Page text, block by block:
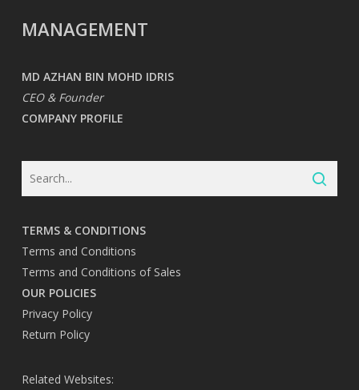
MANAGEMENT
MD AZHAN BIN MOHD IDRIS
CEO & Founder
COMPANY PROFILE
TERMS & CONDITIONS
Terms and Conditions
Terms and Conditions of Sales
OUR POLICIES
Privacy Policy
Return Policy
Related Websites: